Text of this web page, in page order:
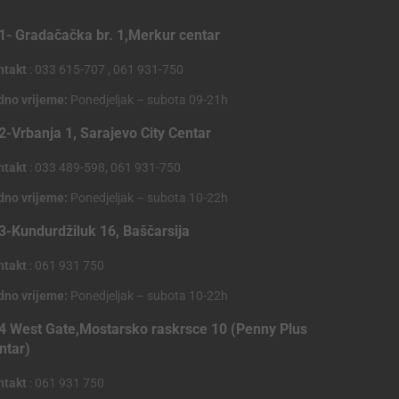
Gradačačka br. 1,Merkur centar
: 033 615-707 , 061 931-750
vrijeme: Ponedjeljak – subota 09-21h
Vrbanja 1, Sarajevo City Centar
: 033 489-598, 061 931-750
vrijeme: Ponedjeljak – subota 10-22h
Kundurdžiluk 16, Baščarsija
: 061 931 750
vrijeme: Ponedjeljak – subota 10-22h
West Gate,Mostarsko raskrsce 10 (Penny Plus
: 061 931 750